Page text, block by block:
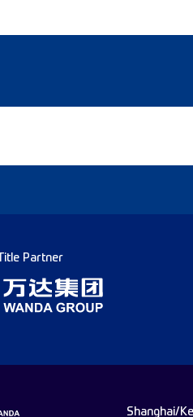
Title Partner
Shanghai/